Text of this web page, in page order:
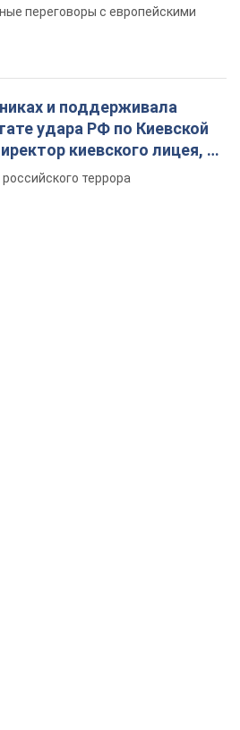
переговоры с европейскими
и поддерживала
удара РФ по Киевской
киевского лицея, её
террора